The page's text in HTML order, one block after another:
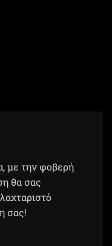
με την φοβερή
θα σας
σας!